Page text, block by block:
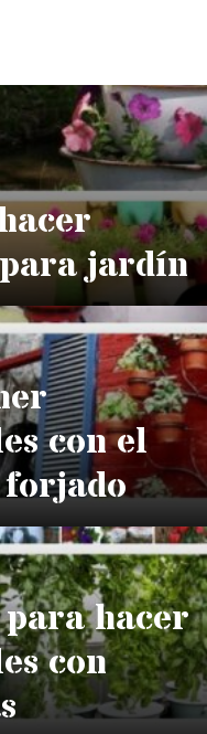
jardín
con el
para hacer
con